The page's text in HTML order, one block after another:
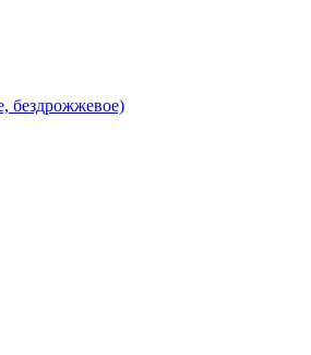
бездрожжевое)